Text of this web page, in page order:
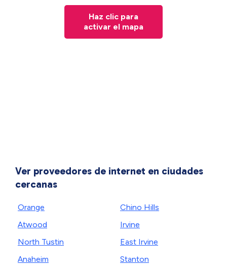
Haz clic para
activar el mapa
Ver proveedores de internet en ciudades
cercanas
Orange
Atwood
North Tustin
Anaheim
Chino Hills
Irvine
East Irvine
Stanton